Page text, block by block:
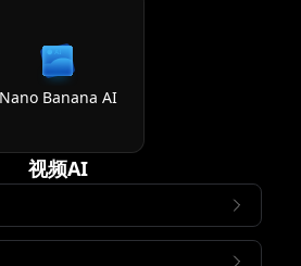
Nano Banana AI
视频AI